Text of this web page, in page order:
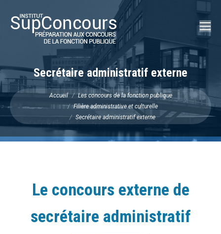
:
Secrétaire administratif externe
Vous êtes ici :
Accueil
Les concours de la fonction publique
Filière administrative et culturelle
Secrétaire administratif externe
Le concours externe de
secrétaire administratif